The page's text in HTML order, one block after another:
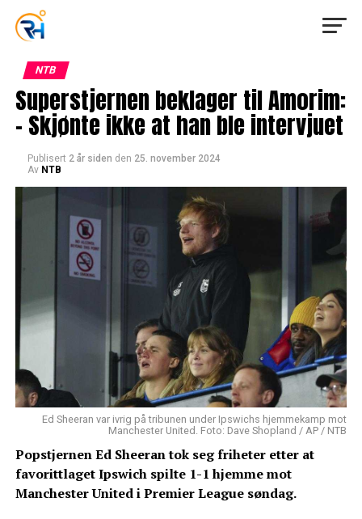
NTB
Superstjernen beklager til Amorim:
– Skjønte ikke at han ble intervjuet
Publisert 2 år siden den 25. november 2024
Av NTB
Ed Sheeran var ivrig på tribunen under Ipswichs hjemmekamp mot
Manchester United. Foto: Dave Shopland / AP / NTB
Popstjernen Ed Sheeran tok seg friheter etter at
favorittlaget Ipswich spilte 1-1 hjemme mot
Manchester United i Premier League søndag.